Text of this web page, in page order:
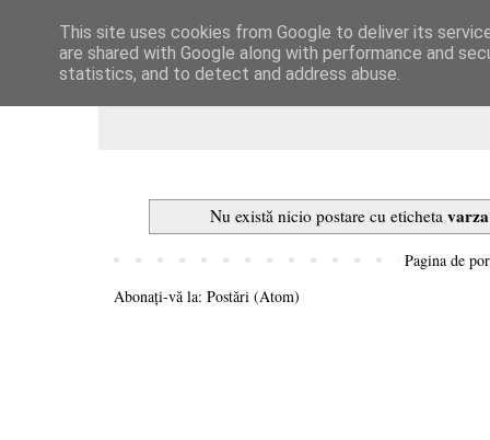
Dulcegarii culinare
Nu există nicio postare cu eticheta
Pagina de
Abonați-vă la: Postări (Atom)
This site uses cookies from Google to deliver its
are shared with Google along with performance and
statistics, and to detect and address abuse.